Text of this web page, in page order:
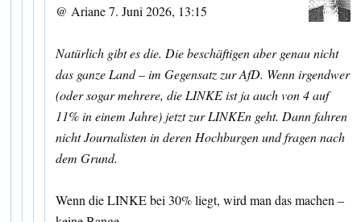
@ Ariane 7. Juni 2026, 13:15
Natürlich gibt es die. Die beschäftigen aber genau nicht
das ganze Land – im Gegensatz zur AfD. Wenn irgendwer
(oder sogar mehrere, die LINKE ist ja auch von 4 auf
11% in einem Jahre) jetzt zur LINKEn geht. Dann fahren
nicht Journalisten in deren Hochburgen und fragen nach
dem Grund.
Wenn die LINKE bei 30% liegt, wird man das machen –